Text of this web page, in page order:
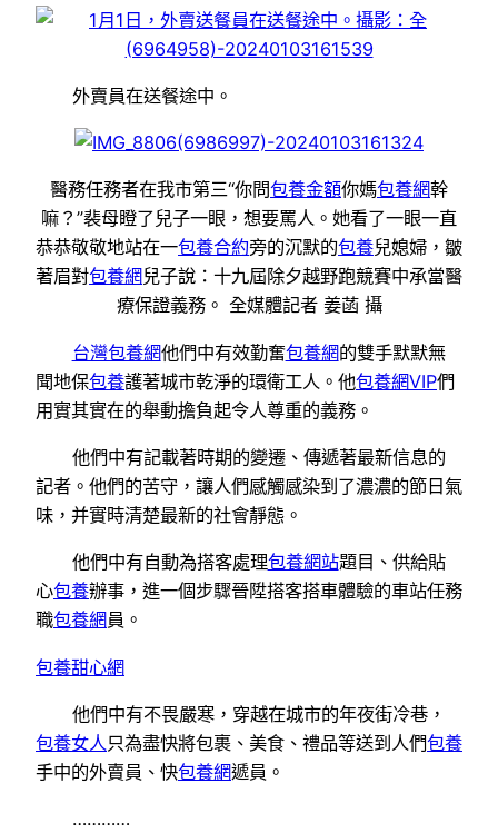
外賣員在送餐途中。
醫務任務者在我市第三“你問包養金額你媽包養網幹
嘛？”裴母瞪了兒子一眼，想要罵人。她看了一眼一直
恭恭敬敬地站在一包養合約旁的沉默的包養兒媳婦，皺
著眉對包養網兒子說：十九屆除夕越野跑競賽中承當醫
療保證義務。 全媒體記者 姜菡 攝
台灣包養網他們中有效勤奮包養網的雙手默默無
聞地保包養護著城市乾淨的環衛工人。他包養網VIP們
用實其實在的舉動擔負起令人尊重的義務。
他們中有記載著時期的變遷、傳遞著最新信息的
記者。他們的苦守，讓人們感觸感染到了濃濃的節日氣
味，并實時清楚最新的社會靜態。
他們中有自動為搭客處理包養網站題目、供給貼
心包養辦事，進一個步驟晉陞搭客搭車體驗的車站任務
職包養網員。
包養甜心網
他們中有不畏嚴寒，穿越在城市的年夜街冷巷，
包養女人 只為盡快將包裹、美食、禮品等送到人們包養
手中的外賣員、快包養網遞員。
…………